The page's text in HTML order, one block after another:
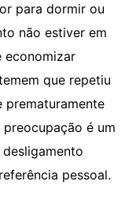
para dormir ou
não estiver em
economizar
que repetiu
prematuramente
é um
pessoal.